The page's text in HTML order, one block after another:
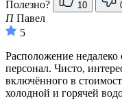
Полезно? 10
ППавел
5
Расположение
персонал. Чисто,
включённого в
холодной и горячей